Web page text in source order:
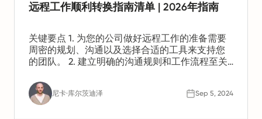
远程工作顺利转换指南清单 | 2026年指南
关键要点 1. 为您的公司做好远程工作的准备需要
周密的规划、沟通以及选择合适的工具来支持您
的团队。 2. 建立明确的沟通规则和工作流程至关
致。 3. 关心员工的身心健康也同样重要。您应当
应对诸如孤立感和倦怠等潜在挑战。
尼卡·库尔茨迪泽 Sep 5, 2024